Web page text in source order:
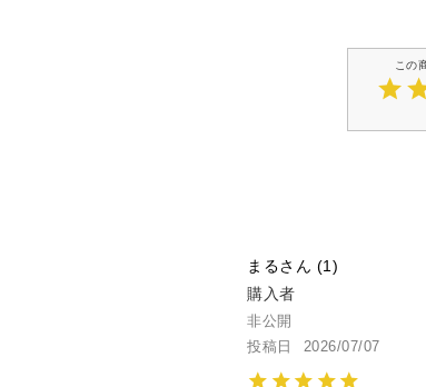
まる
1
購入者
非公開
投稿日
2026/07/07